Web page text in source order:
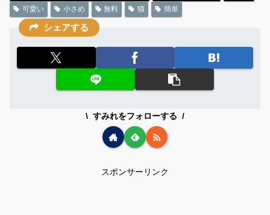
可愛い
小さめ 無料 猫 簡単
シェアする
すみれをフォローする
スポンサーリンク